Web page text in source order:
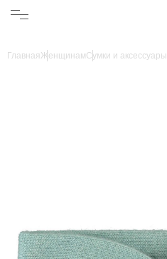
ГлавнаяЖенщинамСумки и аксессуары